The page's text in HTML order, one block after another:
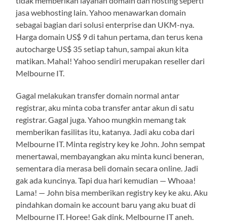
jasa webhosting lain. Yahoo menawarkan domain
sebagai bagian dari solusi enterprise dan UKM-nya.
Harga domain US$ 9 di tahun pertama, dan terus kena
autocharge US$ 35 setiap tahun, sampai akun kita
matikan. Mahal! Yahoo sendiri merupakan reseller dari
Melbourne IT.
Gagal melakukan transfer domain normal antar
registrar, aku minta coba transfer antar akun di satu
registrar. Gagal juga. Yahoo mungkin memang tak
memberikan fasilitas itu, katanya. Jadi aku coba dari
Melbourne IT. Minta registry key ke John. John sempat
menertawai, membayangkan aku minta kunci beneran,
sementara dia merasa beli domain secara online. Jadi
gak ada kuncinya. Tapi dua hari kemudian — Whoaa!
Lama! — John bisa memberikan registry key ke aku. Aku
pindahkan domain ke account baru yang aku buat di
Melbourne IT. Horee! Gak dink. Melbourne IT aneh.